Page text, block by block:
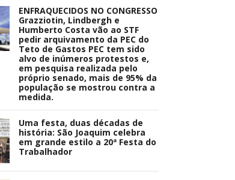
ENFRAQUECIDOS NO CONGRESSO
Grazziotin, Lindbergh e
Humberto Costa vão ao STF
pedir arquivamento da PEC do
Teto de Gastos PEC tem sido
alvo de inúmeros protestos e,
em pesquisa realizada pelo
próprio senado, mais de 95% da
população se mostrou contra a
medida.
Uma festa, duas décadas de
história: São Joaquim celebra
em grande estilo a 20ª Festa do
Trabalhador